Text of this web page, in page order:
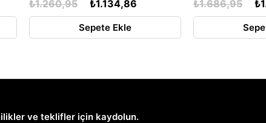
₺1.134,86
₺1.260,95
Sepete Ekle
₺1.686,95
ve teklifler için kaydolun.